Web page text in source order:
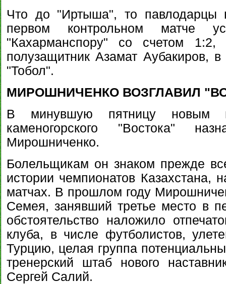
Что до "Иртыша", то павлодарцы
первом контрольном матче
"Кахарманспору" со счетом 1:2,
полузащитник Азамат Аубакиров,
"Тобол".
МИРОШНИЧЕНКО ВОЗГЛАВИЛ
В минувшую пятницу новым
каменогорского "Востока"
Мирошниченко.
Болельщикам он знаком прежде
истории чемпионатов Казахстана,
матчах. В прошлом году
Семея, занявший третье место в
обстоятельство наложило
клуба, в числе футболистов,
Турцию, целая группа
тренерский штаб нового
Сергей Салий.